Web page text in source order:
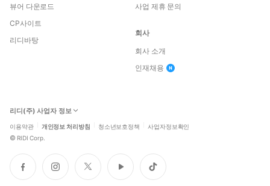
뷰어 다운로드
CP사이트
리디바탕
사업 제휴 문의
회사
회사 소개
인재채용
리디(주) 사업자 정보
이용약관 개인정보 처리방침 청소년보호정책 사업자정보확인
© RIDI Corp.
페
이
인
스
트
위
유
튜
틱
톡